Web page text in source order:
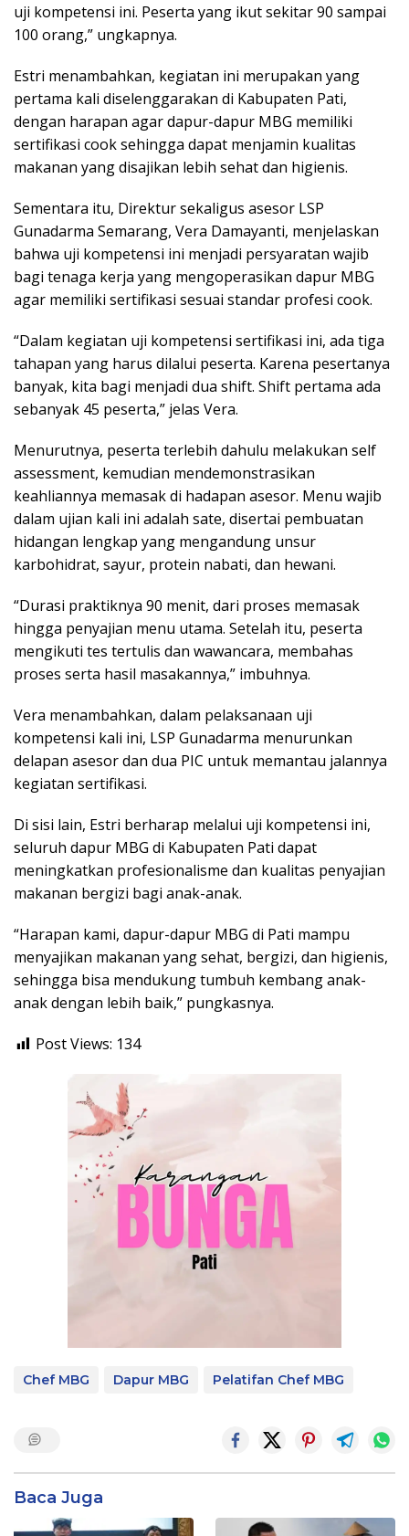
uji kompetensi ini. Peserta yang ikut sekitar 90 sampai
100 orang,” ungkapnya.
Estri menambahkan, kegiatan ini merupakan yang
pertama kali diselenggarakan di Kabupaten Pati,
dengan harapan agar dapur-dapur MBG memiliki
sertifikasi cook sehingga dapat menjamin kualitas
makanan yang disajikan lebih sehat dan higienis.
Sementara itu, Direktur sekaligus asesor LSP
Gunadarma Semarang, Vera Damayanti, menjelaskan
bahwa uji kompetensi ini menjadi persyaratan wajib
bagi tenaga kerja yang mengoperasikan dapur MBG
agar memiliki sertifikasi sesuai standar profesi cook.
“Dalam kegiatan uji kompetensi sertifikasi ini, ada tiga
tahapan yang harus dilalui peserta. Karena pesertanya
banyak, kita bagi menjadi dua shift. Shift pertama ada
sebanyak 45 peserta,” jelas Vera.
Menurutnya, peserta terlebih dahulu melakukan self
assessment, kemudian mendemonstrasikan
keahliannya memasak di hadapan asesor. Menu wajib
dalam ujian kali ini adalah sate, disertai pembuatan
hidangan lengkap yang mengandung unsur
karbohidrat, sayur, protein nabati, dan hewani.
“Durasi praktiknya 90 menit, dari proses memasak
hingga penyajian menu utama. Setelah itu, peserta
mengikuti tes tertulis dan wawancara, membahas
proses serta hasil masakannya,” imbuhnya.
Vera menambahkan, dalam pelaksanaan uji
kompetensi kali ini, LSP Gunadarma menurunkan
delapan asesor dan dua PIC untuk memantau jalannya
kegiatan sertifikasi.
Di sisi lain, Estri berharap melalui uji kompetensi ini,
seluruh dapur MBG di Kabupaten Pati dapat
meningkatkan profesionalisme dan kualitas penyajian
makanan bergizi bagi anak-anak.
“Harapan kami, dapur-dapur MBG di Pati mampu
menyajikan makanan yang sehat, bergizi, dan higienis,
sehingga bisa mendukung tumbuh kembang anak-
anak dengan lebih baik,” pungkasnya.
Post Views: 134
Chef MBG Dapur MBG Pelatifan Chef MBG
Baca Juga